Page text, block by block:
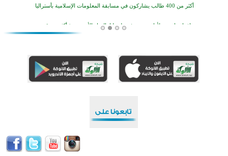
أكبر مشروع إسلامي في ريف أستراليا يفتتح أبوابه بعد سنوات من العمل والعطاء
القرآن والتربية في صدارة البرامج الصيفية للمسلمين في بينزا وساراتوف وموردوفيا هذا العام
اختتام الدورة التاسعة لمسابقة حفظ وتلاوة القرآن الكريم في أزناكاييف
اختتام منافسات قرآنية متميزة في بنغلاديش بمشاركة 3000 متسابق